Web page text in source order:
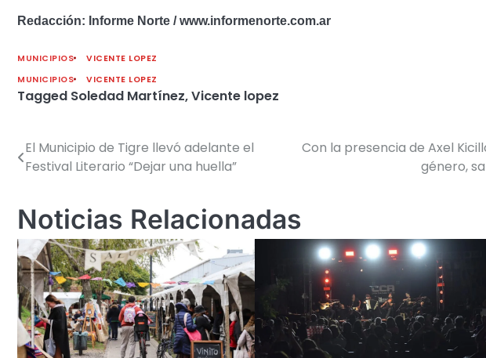
Redacción: Informe Norte / www.informenorte.com.ar
MUNICIPIOS
VICENTE LOPEZ
MUNICIPIOS
VICENTE LOPEZ
Tagged Soledad Martínez,Vicente lopez
Navegación
entradas
El Municipio de Tigre llevó adelante el
Festival Literario “Dejar una huella”
Con la presencia de Axel
género,
Noticias Relacionadas